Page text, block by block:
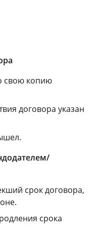
свою копию
договора указан
срок договора,
срока